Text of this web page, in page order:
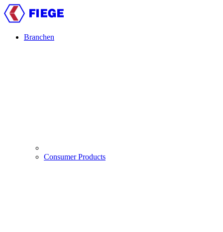
Direkt
zum
Branchen
Consumer Products